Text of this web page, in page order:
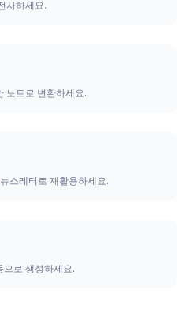
사하세요.
노트로 변환하세요.
스레터로 재활용하세요.
으로 생성하세요.